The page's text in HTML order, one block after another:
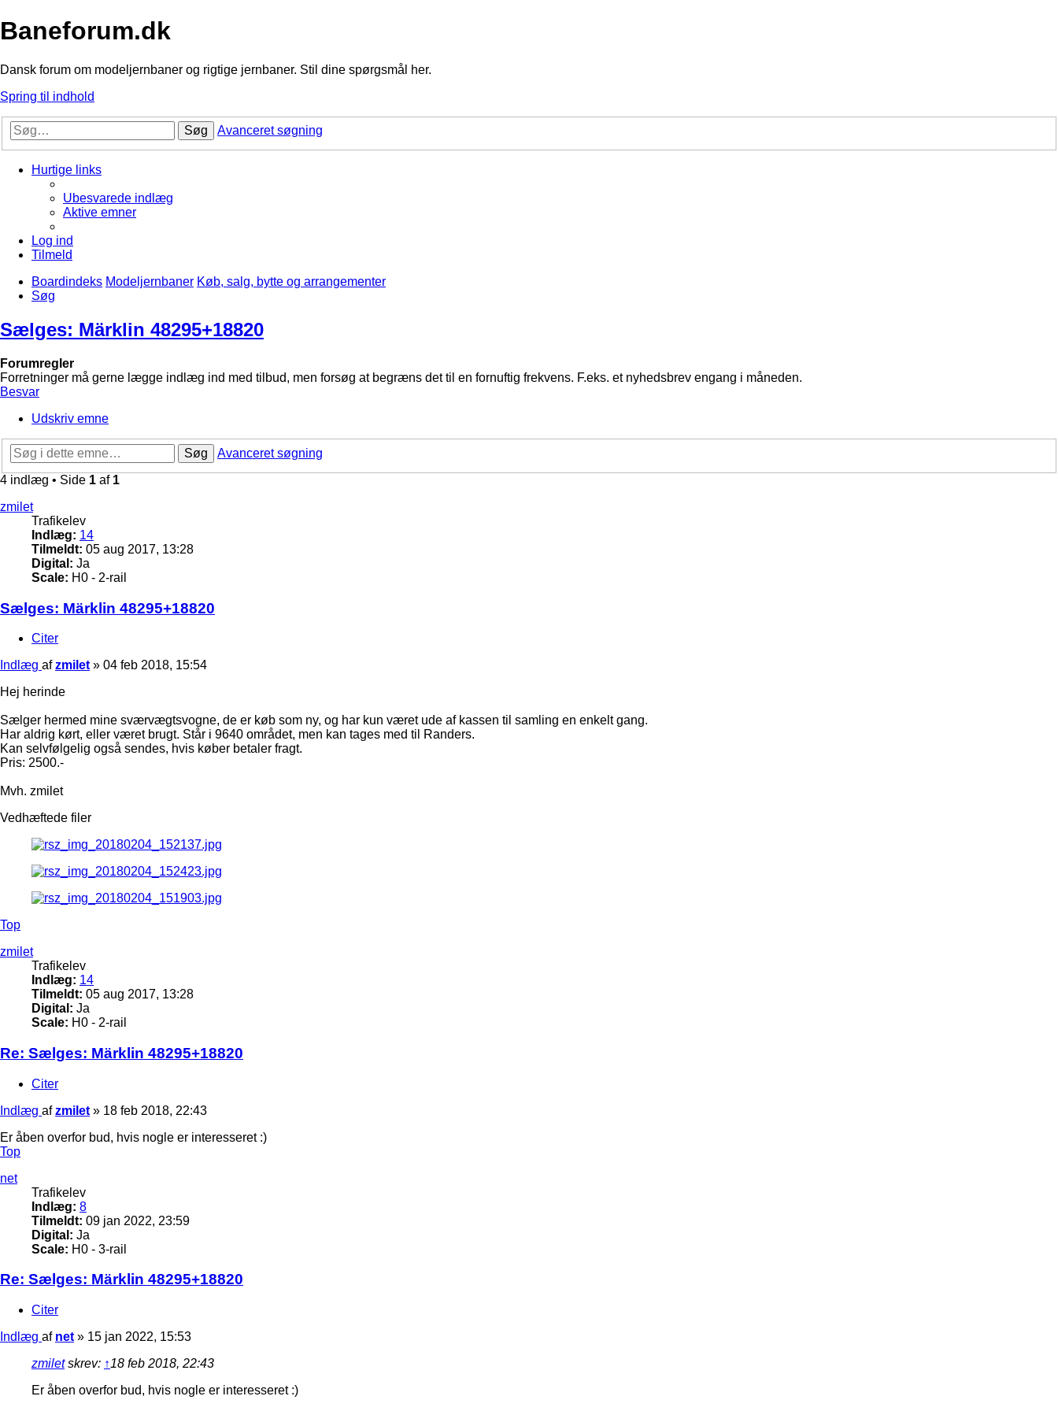
Baneforum.dk
Dansk forum om modeljernbaner og rigtige jernbaner. Stil dine spørgsmål her.
Spring til indhold
Søg Avanceret søgning
Hurtige links
Ubesvarede indlæg
Aktive emner
Log ind
Tilmeld
Boardindeks Modeljernbaner Køb, salg, bytte og arrangementer
Søg
Sælges: Märklin 48295+18820
Forumregler
Forretninger må gerne lægge indlæg ind med tilbud, men forsøg at begræns det til en fornuftig frekvens. F.eks. et nyhedsbrev engang i måneden.
Besvar
Udskriv emne
Søg
Avanceret søgning
4 indlæg • Side 1 af 1
zmilet
Trafikelev
Indlæg: 14
Tilmeldt: 05 aug 2017, 13:28
Digital: Ja
Scale: H0 - 2-rail
Sælges: Märklin 48295+18820
Citer
Indlæg afzmilet » 04 feb 2018, 15:54
Hej herinde
Sælger hermed mine sværvægtsvogne, de er køb som ny, og har kun været ude af kassen til samling en enkelt gang.
Har aldrig kørt, eller været brugt. Står i 9640 området, men kan tages med til Randers.
Kan selvfølgelig også sendes, hvis køber betaler fragt.
Pris: 2500.-
Mvh. zmilet
Vedhæftede filer
Top
zmilet
Trafikelev
Indlæg: 14
Tilmeldt: 05 aug 2017, 13:28
Digital: Ja
Scale: H0 - 2-rail
Re: Sælges: Märklin 48295+18820
Citer
Indlæg afzmilet » 18 feb 2018, 22:43
Er åben overfor bud, hvis nogle er interesseret :)
Top
net
Trafikelev
Indlæg: 8
Tilmeldt: 09 jan 2022, 23:59
Digital: Ja
Scale: H0 - 3-rail
Re: Sælges: Märklin 48295+18820
Citer
Indlæg af net » 15 jan 2022, 15:53
zmiletskrev: ↑18 feb 2018, 22:43
Er åben overfor bud, hvis nogle er interesseret :)